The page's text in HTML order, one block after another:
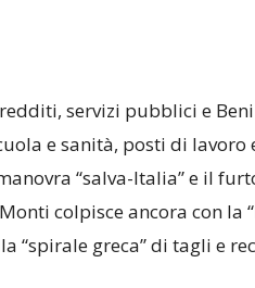
servizi pubblici e
e sanità, posti di lavoro
“salva-Italia” e il
colpisce ancora con la
“spirale greca” di tagli e